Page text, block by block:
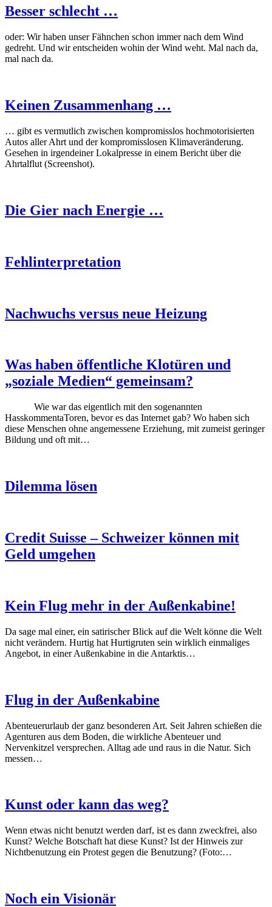
Besser schlecht …
oder: Wir haben unser Fähnchen schon immer nach dem Wind
gedreht. Und wir entscheiden wohin der Wind weht. Mal nach da,
mal nach da.
Keinen Zusammenhang …
… gibt es vermutlich zwischen kompromisslos hochmotorisierten
Autos aller Ahrt und der kompromisslosen Klimaveränderung.
Gesehen in irgendeiner Lokalpresse in einem Bericht über die
Ahrtalflut (Screenshot).
Die Gier nach Energie …
Fehlinterpretation
Nachwuchs versus neue Heizung
Was haben öffentliche Klotüren und
„soziale Medien“ gemeinsam?
Wie war das eigentlich mit den sogenannten
HasskommentaToren, bevor es das Internet gab? Wo haben sich
diese Menschen ohne angemessene Erziehung, mit zumeist geringer
Bildung und oft mit…
Dilemma lösen
Credit Suisse – Schweizer können mit
Geld umgehen
Kein Flug mehr in der Außenkabine!
Da sage mal einer, ein satirischer Blick auf die Welt könne die Welt
nicht verändern. Hurtig hat Hurtigruten sein wirklich einmaliges
Angebot, in einer Außenkabine in die Antarktis…
Flug in der Außenkabine
Abenteuerurlaub der ganz besonderen Art. Seit Jahren schießen die
Agenturen aus dem Boden, die wirkliche Abenteuer und
Nervenkitzel versprechen. Alltag ade und raus in die Natur. Sich
messen…
Kunst oder kann das weg?
Wenn etwas nicht benutzt werden darf, ist es dann zweckfrei, also
Kunst? Welche Botschaft hat diese Kunst? Ist der Hinweis zur
Nichtbenutzung ein Protest gegen die Benutzung? (Foto:…
Noch ein Visionär